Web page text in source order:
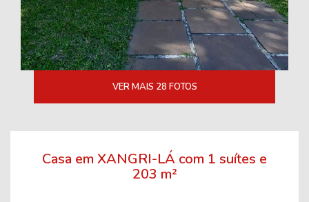
VER MAIS 28 FOTOS
Casa em XANGRI-LÁ com 1 suítes e
203 m²